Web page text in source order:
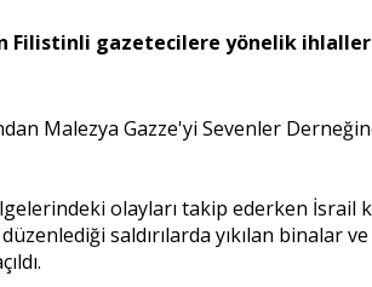
Filistinli gazetecilere yönelik
Malezya Gazze'yi Sevenler
olayları takip ederken İsrail
saldırılarda yıkılan binalar